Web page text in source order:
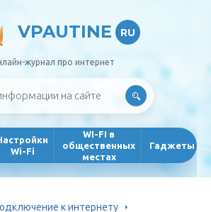
VPAUTINE RU
журнал про интернет
Wi-Fi
WI-FI в
общественных
местах
Гаджеты
к интернету